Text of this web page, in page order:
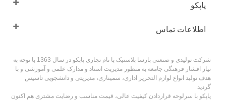
پاپکو
اطلاعات تماس
شرکت تولیدی و صنعتی پارسا پلاستیک با نام تجاری پاپکو در سال 1363 با توجه به
نیاز اقشار فرهنگی جامعه به منظور مدیریت اسناد و مدارک علمی و آموزشی و با
هدف تولید انواع لوازم التحریر اداری، سمیناری، مدیریتی و دانشجویی تاسیس
گردید
پاپکو با سرلوحه قراردادن کیفیت عالی، قیمت مناسب و رضایت مشتری هم اکنون